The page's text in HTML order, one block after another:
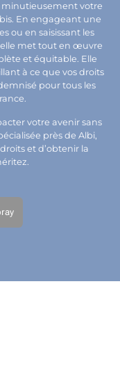
minutieusement votre
En engageant une
ou en saisissant les
elle met tout en œuvre
et équitable. Elle
à ce que vos droits
pour tous les
votre avenir sans
près de Albi,
et d’obtenir la